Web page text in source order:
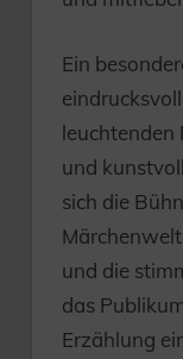
Ein
leuchtenden
und
sich die
und die
das
Erzählung